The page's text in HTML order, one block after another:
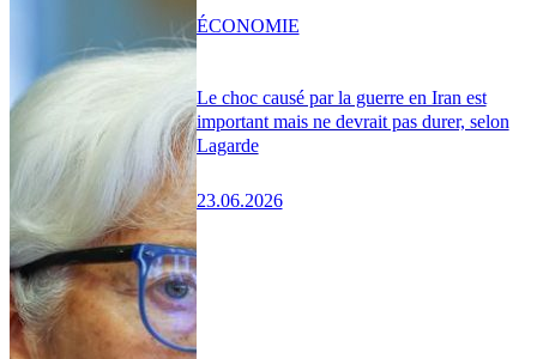
Le choc causé par la guerre en Iran est
important mais ne devrait pas durer, selon
Lagarde
23.06.2026
ÉCONOMIE